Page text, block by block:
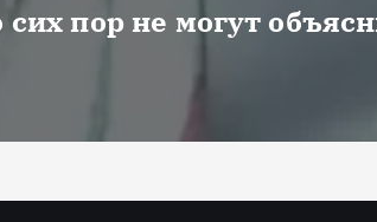
пор не могут